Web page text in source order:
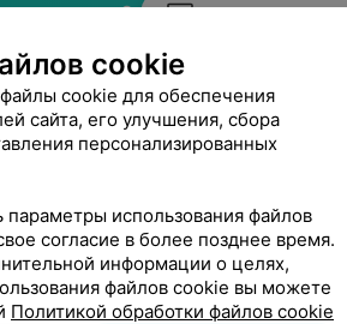
владелец? Подключить
Начните оказывать
вашим
медицинское
cookie
cookie для обеспечения
сайта, его улучшения, сбора
персонализированных
использования файлов
согласие в более позднее время.
информации о целях,
файлов cookie вы можете
Политикой обработки файлов cookie